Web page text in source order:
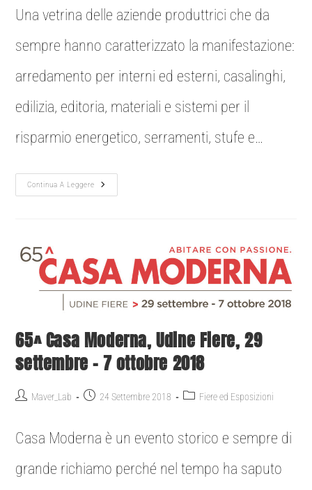
Una vetrina delle aziende produttrici che da
sempre hanno caratterizzato la manifestazione:
arredamento per interni ed esterni, casalinghi,
edilizia, editoria, materiali e sistemi per il
risparmio energetico, serramenti, stufe e…
Continua A Leggere
65^ Casa Moderna, Udine Fiere, 29
settembre – 7 ottobre 2018
Maver_Lab 24 Settembre 2018 Fiere ed Esposizioni
Casa Moderna è un evento storico e sempre di
grande richiamo perché nel tempo ha saputo